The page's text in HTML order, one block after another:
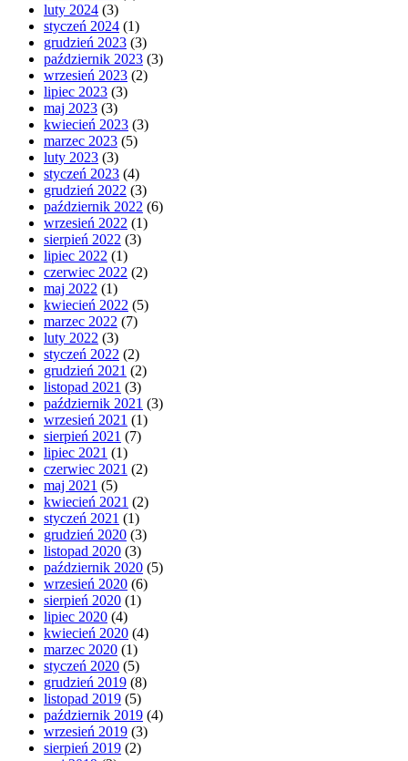
luty 2024 (3)
styczeń 2024 (1)
grudzień 2023 (3)
październik 2023 (3)
wrzesień 2023 (2)
lipiec 2023 (3)
maj 2023 (3)
kwiecień 2023 (3)
marzec 2023 (5)
luty 2023 (3)
styczeń 2023 (4)
grudzień 2022 (3)
październik 2022 (6)
wrzesień 2022 (1)
sierpień 2022 (3)
lipiec 2022 (1)
czerwiec 2022 (2)
maj 2022 (1)
kwiecień 2022 (5)
marzec 2022 (7)
luty 2022 (3)
styczeń 2022 (2)
grudzień 2021 (2)
listopad 2021 (3)
październik 2021 (3)
wrzesień 2021 (1)
sierpień 2021 (7)
lipiec 2021 (1)
czerwiec 2021 (2)
maj 2021 (5)
kwiecień 2021 (2)
styczeń 2021 (1)
grudzień 2020 (3)
listopad 2020 (3)
październik 2020 (5)
wrzesień 2020 (6)
sierpień 2020 (1)
lipiec 2020 (4)
kwiecień 2020 (4)
marzec 2020 (1)
styczeń 2020 (5)
grudzień 2019 (8)
listopad 2019 (5)
październik 2019 (4)
wrzesień 2019 (3)
sierpień 2019 (2)